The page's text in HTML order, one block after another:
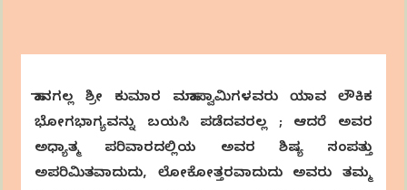
ಹಾನಗಲ್ಲ ಶ್ರೀ ಕುಮಾರ ಮಹಾಸ್ವಾಮಿಗಳವರು ಯಾವ ಲೌಕಿಕ
ಭೋಗಭಾಗ್ಯವನ್ನು ಬಯಸಿ ಪಡೆದವರಲ್ಲ ; ಆದರೆ ಅವರ
ಅಧ್ಯಾತ್ಮ ಪರಿವಾರದಲ್ಲಿಯ ಅವರ ಶಿಷ್ಯ ಸಂಪತ್ತು
ಅಪರಿಮಿತವಾದುದು, ಲೋಕೋತ್ತರವಾದುದು ಅವರು ತಮ್ಮ